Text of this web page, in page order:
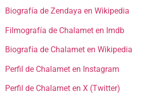
Biografía de Zendaya en Wikipedia
Filmografía de Chalamet en Imdb
Biografía de Chalamet en Wikipedia
Perfil de Chalamet en Instagram
Perfil de Chalamet en X (Twitter)